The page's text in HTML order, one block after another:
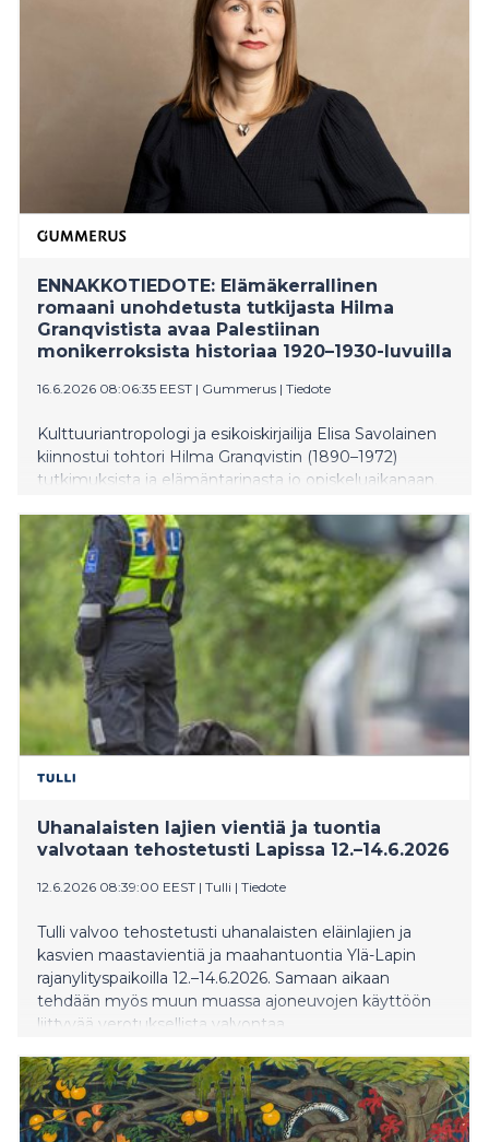
ENNAKKOTIEDOTE: Elämäkerrallinen
romaani unohdetusta tutkijasta Hilma
Granqvistista avaa Palestiinan
monikerroksista historiaa 1920–1930-luvuilla
16.6.2026 08:06:35 EEST | Gummerus | Tiedote
Kulttuuriantropologi ja esikoiskirjailija Elisa Savolainen
kiinnostui tohtori Hilma Granqvistin (1890–1972)
tutkimuksista ja elämäntarinasta jo opiskeluaikanaan.
(Gummerus) Savolainen vie lukijan Granqvistin
kenttätutkimusmatkoille Palestiinaan ja Helsingin
yliopistoon, missä naistutkija kohtasi monia
vastoinkäymisiä. Miksi Granqvist jäi Suomessa
pimentoon, vaikka hän teki vaikuttavaa akateemista
tutkimusta?
Uhanalaisten lajien vientiä ja tuontia
valvotaan tehostetusti Lapissa 12.–14.6.2026
12.6.2026 08:39:00 EEST | Tulli | Tiedote
Tulli valvoo tehostetusti uhanalaisten eläinlajien ja
kasvien maastavientiä ja maahantuontia Ylä-Lapin
rajanylityspaikoilla 12.–14.6.2026. Samaan aikaan
tehdään myös muun muassa ajoneuvojen käyttöön
liittyvää verotuksellista valvontaa.